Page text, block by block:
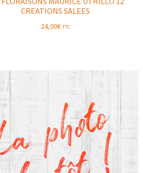
CREATIONS SALEES
24,00€ TTC